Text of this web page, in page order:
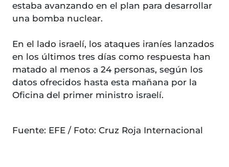
estaba avanzando en el plan para desarrollar
una bomba nuclear.
En el lado israelí, los ataques iraníes lanzados
en los últimos tres días como respuesta han
matado al menos a 24 personas, según los
datos ofrecidos hasta esta mañana por la
Oficina del primer ministro israelí.
Fuente: EFE / Foto: Cruz Roja Internacional